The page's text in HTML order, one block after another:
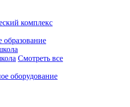
комплекс
Смотреть все
оборудование